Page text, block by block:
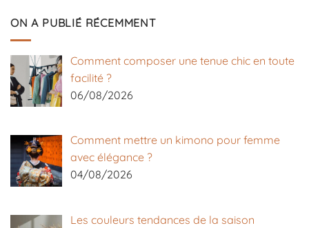
ON A PUBLIÉ RÉCEMMENT
Comment composer une tenue chic en toute
facilité ?
06/08/2026
Comment mettre un kimono pour femme
avec élégance ?
04/08/2026
Les couleurs tendances de la saison